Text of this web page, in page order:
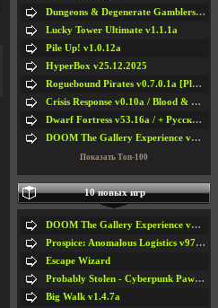
Dungeons & Degenerate Gamblers v2.0.2a
Lucky Tower Ultimate v1.1.1a
Pile Up! v1.0.12a
HyperBox v25.12.2025
Roguebound Pirates v0.7.0.1a [Playtest]
Crisis Response v0.10a / Blood & Bullet
Dwarf Fortress v53.16a / + Русская Версия v50.12a
DOOM The Gallery Experience v1.4.2
Показать Топ-100
10 новых игр
DOOM The Gallery Experience v1.4.2
Prospice: Anomalous Logistics v97 [Playtest]
Escape Wizard
Probably Stolen - Cyberpunk Pawnshop Simulator v048c [Playtest]
Big Walk v1.4.7a